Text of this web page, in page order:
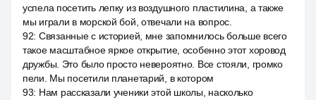
успела посетить лепку из воздушного пластилина, а также
мы играли в морской бой, отвечали на вопрос.
92: Связанные с историей, мне запомнилось больше всего
такое масштабное яркое открытие, особенно этот хоровод
дружбы. Это было просто невероятно. Все стояли, громко
пели. Мы посетили планетарий, в котором
93: Нам рассказали ученики этой школы, насколько